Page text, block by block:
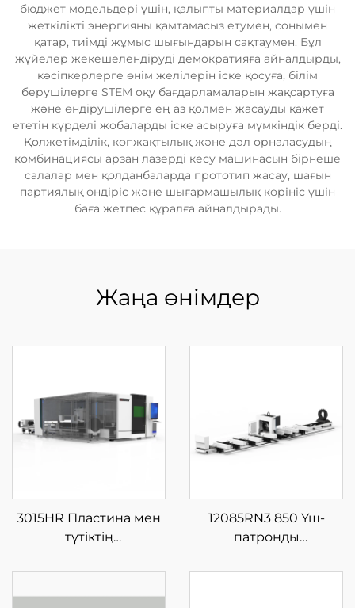
бюджет модельдері үшін, қалыпты материалдар үшін
жеткілікті энергияны қамтамасыз етумен, сонымен
қатар, тиімді жұмыс шығындарын сақтаумен. Бұл
жүйелер жекешелендіруді демократияға айналдырды,
кәсіпкерлерге өнім желілерін іске қосуға, білім
берушілерге STEM оқу бағдарламаларын жақсартуға
және өндірушілерге ең аз қолмен жасауды қажет
ететін күрделі жобаларды іске асыруға мүмкіндік берді.
Қолжетімділік, көпжақтылық және дәл орналасудың
комбинациясы арзан лазерді кесу машинасын бірнеше
салалар мен қолданбаларда прототип жасау, шағын
партиялық өндіріс және шығармашылық көрініс үшін
баға жетпес құралға айналдырады.
Жаңа өнімдер
3015HR Пластина мен
түтіктің
жабық айырбас
платформалы шыны
12085RN3 850 Үш-
патронды
Лазерлі Түтік Кесу